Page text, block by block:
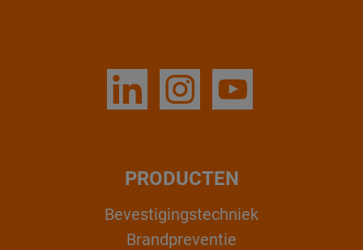
PRODUCTEN
Bevestigingstechniek
Brandpreventie